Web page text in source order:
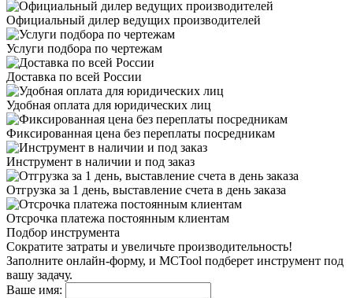
Официальный дилер ведущих производителей
Услуги подбора по чертежам
Доставка по всей России
Удобная оплата для юридических лиц
Фиксированная цена без переплаты посредникам
Инструмент в наличии и под заказ
Отгрузка за 1 день, выставление счета в день заказа
Отсрочка платежа постоянным клиентам
Подбор инструмента
Сократите затраты и увеличьте производительность!
Заполните онлайн-форму, и MCTool подберет инструмент под
вашу задачу.
Ваше имя: